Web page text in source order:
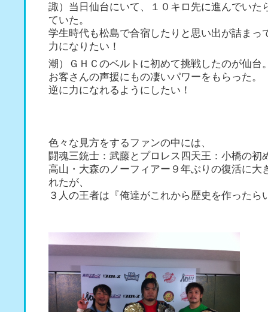
諏）当日仙台にいて、１０キロ先に進んでいた
ていた。
学生時代も松島で合宿したりと思い出が詰まっ
力になりたい！
潮）ＧＨＣのベルトに初めて挑戦したのが仙台
お客さんの声援にもの凄いパワーをもらった。
逆に力になれるようにしたい！
色々な見方をするファンの中には、
闘魂三銃士：武藤とプロレス四天王：小橋の初
高山・大森のノーフィアー９年ぶりの復活に大
れたが、
３人の王者は『俺達がこれから歴史を作ったら